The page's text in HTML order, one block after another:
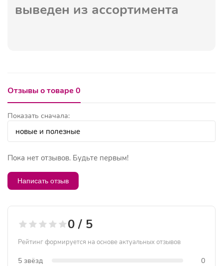
выведен из ассортимента
Отзывы о товаре 0
Показать сначала:
Пока нет отзывов. Будьте первым!
Написать отзыв
0 / 5
Рейтинг формируется на основе актуальных отзывов
5 звёзд
0